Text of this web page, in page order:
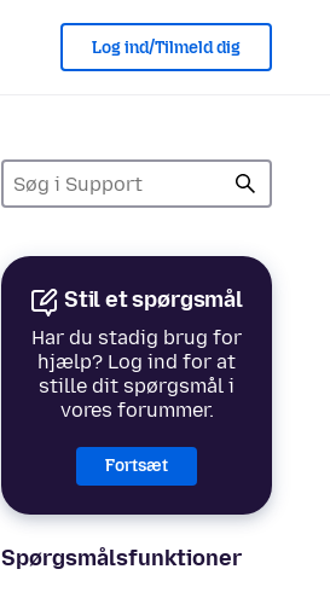
Log ind/Tilmeld dig
Stil et spørgsmål
Har du stadig brug for
hjælp? Log ind for at
stille dit spørgsmål i
vores forummer.
Fortsæt
Spørgsmålsfunktioner